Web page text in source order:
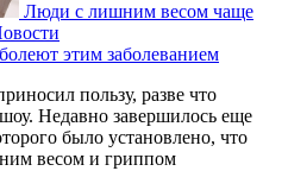
Люди с лишним весом чаще
этим заболеванием
пользу, разве что
Недавно завершилось еще
было установлено, что
весом и гриппом